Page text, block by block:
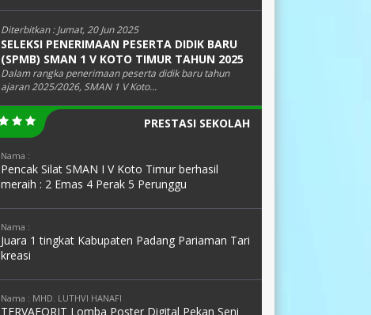
Diterbitkan :Jumat, 20 Jun 2025
SELEKSI PENERIMAAN PESERTA DIDIK BARU
(SPMB) SMAN 1 V KOTO TIMUR TAHUN 2025
Dalam rangka penerimaan peserta didik baru tahun
ajaran 2025/2026, SMAN 1 V Koto...
PRESTASI SEKOLAH
Nama :
Pencak Silat SMAN I V Koto Timur berhasil
meraih : 2 Emas 4 Perak 5 Perunggu
Nama :
Juara 1 tingkat Kabupaten Padang Pariaman Tari
kreasi
Nama : MHD. LUTHVI HANAFI
TERVAFORIT Lomba Poster Digital Pekan Seni